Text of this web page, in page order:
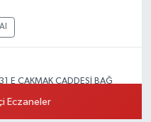
E ÇAKMAK CADDESİ BAĞ
Eczaneler